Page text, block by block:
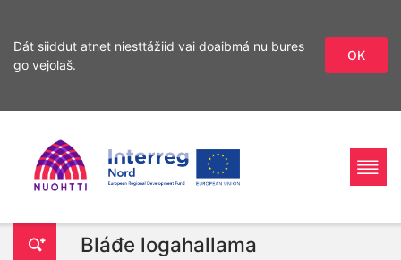
Dát siiddut atnet niesttážiid vai doaibmá nu bures
go vejolaš.
OK
ohcamii
sisdollui
Home Interreg
OhcanBláđe logahallama